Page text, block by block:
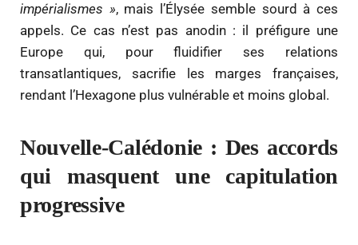
impérialismes », mais l’Élysée semble sourd à ces
appels. Ce cas n’est pas anodin : il préfigure une
Europe qui, pour fluidifier ses relations
transatlantiques, sacrifie les marges françaises,
rendant l’Hexagone plus vulnérable et moins global.
Nouvelle-Calédonie : Des accords
qui masquent une capitulation
progressive